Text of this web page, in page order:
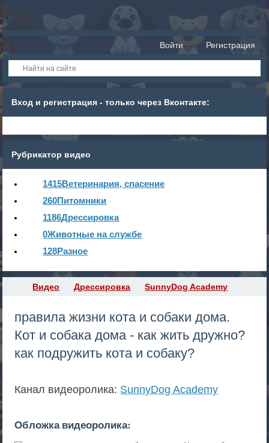
Войти Регистрация
Вход и регистрация - только через Вконтакте:
Рубрикатор видео
1415Ветеринария, спасение
260Питомники
1186Дрессировка
0Животные на службе
128Разное
Видео Дрессировка SunnyDog Academy
правила жизни кота и собаки дома.
Кот и собака дома - как жить дружно?
как подружить кота и собаку?
Канал видеоролика: SunnyDog Academy
Обложка видеоролика: